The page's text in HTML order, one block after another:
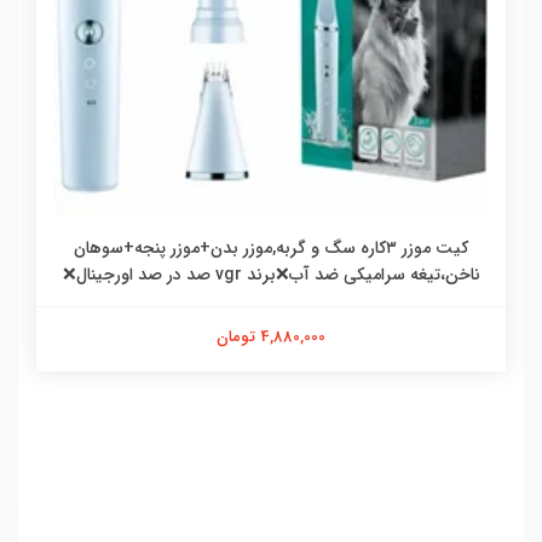
کیت موزر ۳کاره سگ و گربه,موزر بدن+موزر پنجه+سوهان
ناخن،تیغه سرامیکی ضد آب❌برند vgr صد در صد اورجینال❌
4,880,000 تومان